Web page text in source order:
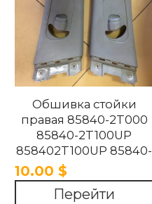
Обшивка стойки
правая 85840-2T000
85840-2T100UP
858402T100UP 85840-
2T100UP KIA Optima
2011-2018
10.00 $
Перейти